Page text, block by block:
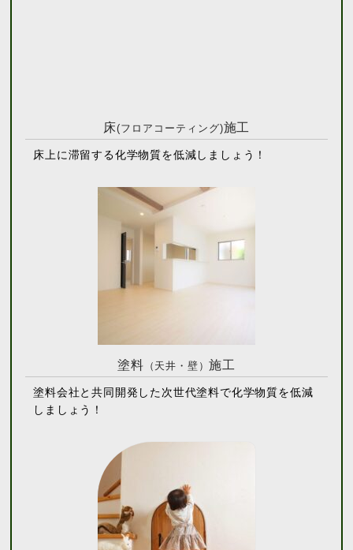
床(フロアコーティング)施工
床上に滞留する化学物質を低減しましょう！
塗料 （天井・壁）施工
塗料会社と共同開発した次世代塗料で化学物質を低減
しましょう！